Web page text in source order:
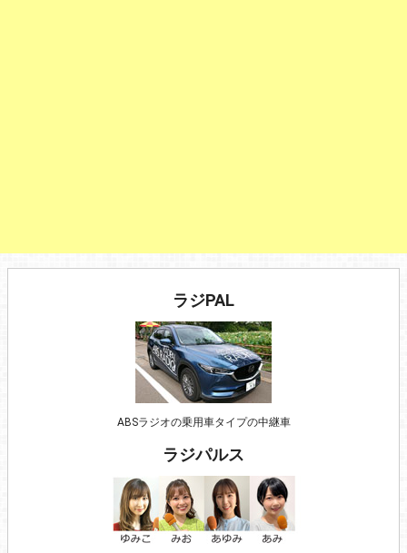
ラジPAL
ABSラジオの乗用車タイプの中継車
ラジパルス